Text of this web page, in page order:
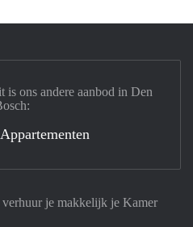
je makkelijk je Kamer
ons andere aanbod in Den
Appartementen